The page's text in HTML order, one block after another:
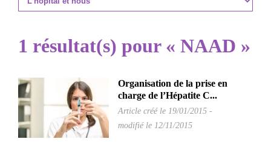
1 résultat(s) pour « NAAD »
Organisation de la prise en
charge de l’Hépatite C...
Article créé le 19/01/2015 -
modifié le 12/11/2015